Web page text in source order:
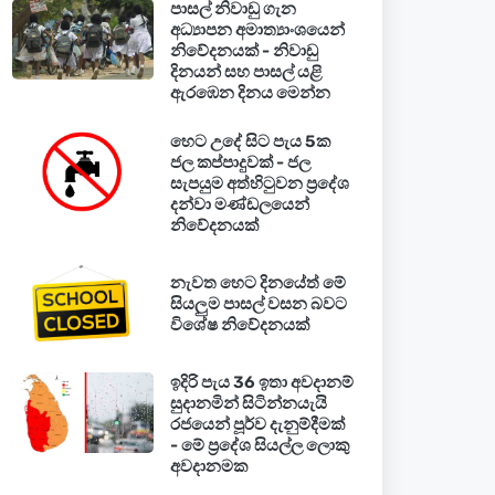
පාසල් නිවාඩු ගැන
අධ්‍යාපන අමාත්‍යාංශයෙන්
නිවේදනයක් - නිවාඩු
දිනයන් සහ පාසල් යළි
ඇරඹෙන දිනය මෙන්න
හෙට උදේ සිට පැය 5ක
ජල කප්පාදුවක් - ජල
සැපයුම අත්හිටුවන ප්‍රදේශ
දන්වා මණ්ඩලයෙන්
නිවේදනයක්
නැවත හෙට දිනයේත් මේ
සියලුම පාසල් වසන බවට
විශේෂ නිවේදනයක්
ඉදිරි පැය 36 ඉතා අවදානම්
සුදානමින් සිටින්නයැයි
රජයෙන් පූර්ව දැනුම්දීමක්
- මේ ප්‍රදේශ සියල්ල ලොකු
අවදානමක